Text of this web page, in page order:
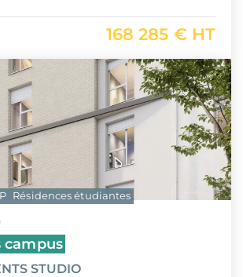
168 285 € HT
campus
STUDIO
Résidences étudiantes